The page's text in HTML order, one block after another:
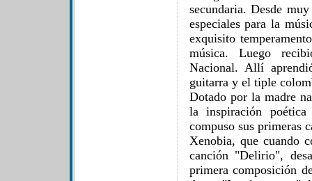
secundaria. Desde
especiales para la
exquisito
música. Luego
Nacional. Allí
guitarra y el tiple
Dotado por la madre
la inspiración
compuso sus primeras
Xenobia, que cuando
canción "Delirio",
primera composición